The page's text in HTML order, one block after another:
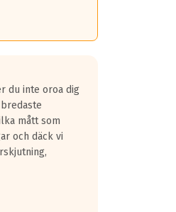
du inte oroa dig
mått som
och däck vi